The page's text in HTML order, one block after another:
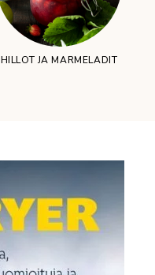
HILLOT JA MARMELADIT